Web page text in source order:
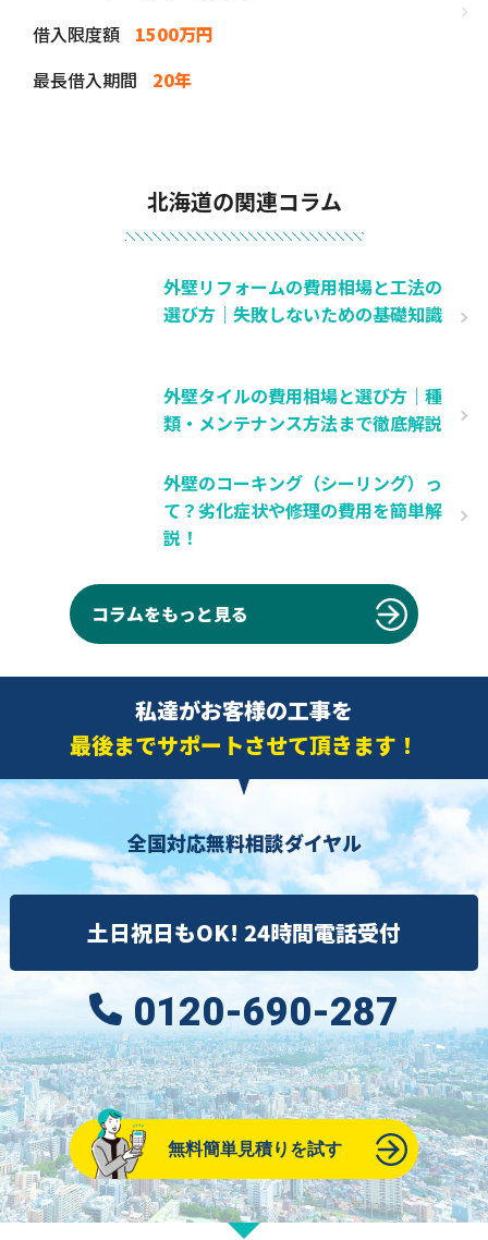
借入限度額
1500万円
最長借入期間
20年
北海道の関連コラム
外壁リフォームの費用相場と工法の
選び方｜失敗しないための基礎知識
外壁タイルの費用相場と選び方｜種
類・メンテナンス方法まで徹底解説
外壁のコーキング（シーリング）っ
て？劣化症状や修理の費用を簡単解
説！
コラムをもっと見る
私達がお客様の工事を
最後までサポートさせて頂きます！
全国対応無料相談ダイヤル
土日祝日もOK! 24時間電話受付
0120-690-287
無料簡単見積りを試す